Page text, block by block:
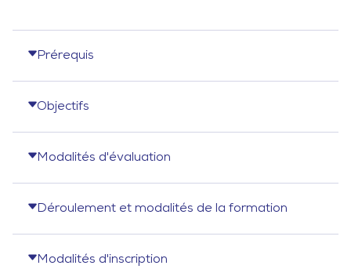
Prérequis
Objectifs
Modalités d'évaluation
Déroulement et modalités de la formation
Modalités d'inscription